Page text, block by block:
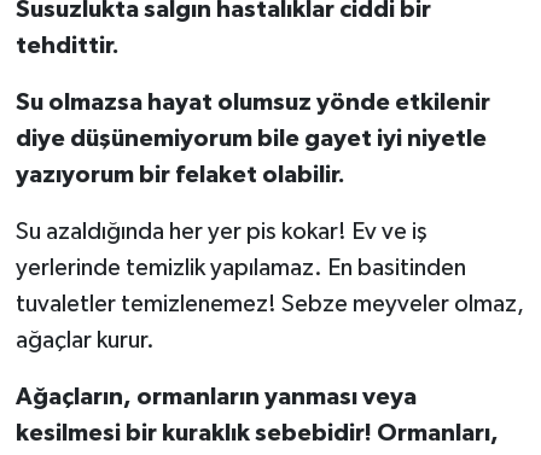
Susuzlukta salgın hastalıklar ciddi bir
tehdittir.
Su olmazsa hayat olumsuz yönde etkilenir
diye düşünemiyorum bile gayet iyi niyetle
yazıyorum bir felaket olabilir.
Su azaldığında her yer pis kokar! Ev ve iş
yerlerinde temizlik yapılamaz. En basitinden
tuvaletler temizlenemez! Sebze meyveler olmaz,
ağaçlar kurur.
Ağaçların, ormanların yanması veya
kesilmesi bir kuraklık sebebidir! Ormanları,